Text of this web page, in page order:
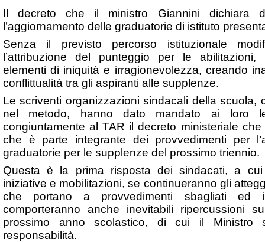
Il decreto che il ministro Giannini dichiara
l’aggiornamento delle graduatorie di istituto
Senza il previsto percorso istituzionale
l’attribuzione del punteggio per le abilitazioni,
elementi di iniquità e irragionevolezza, creando
conflittualità tra gli aspiranti alle supplenze.
Le scriventi organizzazioni sindacali della scuola,
nel metodo, hanno dato mandato ai loro
congiuntamente al TAR il decreto ministeriale
che è parte integrante dei provvedimenti per
graduatorie per le supplenze del prossimo triennio.
Questa è la prima risposta dei sindacati, a cui
iniziative e mobilitazioni, se continueranno gli
che portano a provvedimenti sbagliati ed
comporteranno anche inevitabili ripercussioni
prossimo anno scolastico, di cui il Ministro
responsabilità.